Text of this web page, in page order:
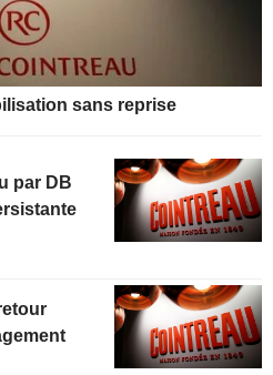
sans reprise
par DB